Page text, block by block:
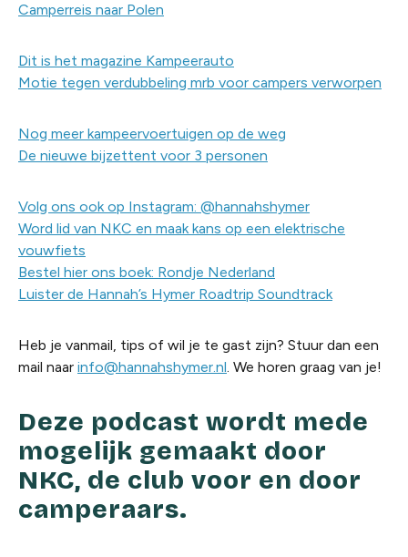
Camperreis naar Polen
Dit is het magazine Kampeerauto
Motie tegen verdubbeling mrb voor campers verworpen
Nog meer kampeervoertuigen op de weg
De nieuwe bijzettent voor 3 personen
Volg ons ook op Instagram: @hannahshymer
Word lid van NKC en maak kans op een elektrische
vouwfiets
Bestel hier ons boek: Rondje Nederland
Luister de Hannah’s Hymer Roadtrip Soundtrack
Heb je vanmail, tips of wil je te gast zijn? Stuur dan een
mail naar info@hannahshymer.nl. We horen graag van je!
Deze podcast wordt mede
mogelijk gemaakt door
NKC, de club voor en door
camperaars.